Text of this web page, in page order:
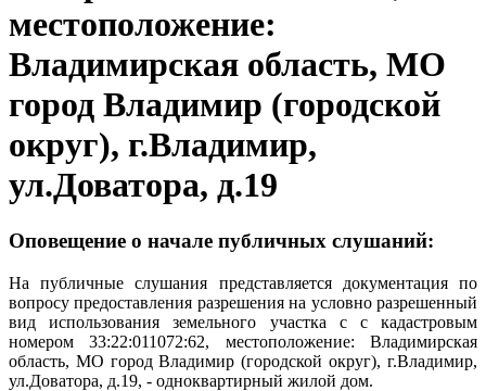
местоположение:
Владимирская область, МО
город Владимир (городской
округ), г.Владимир,
ул.Доватора, д.19
Оповещение о начале публичных слушаний:
На публичные слушания представляется документация по
вопросу предоставления разрешения на условно разрешенный
вид использования земельного участка с с кадастровым
номером 33:22:011072:62, местоположение: Владимирская
область, МО город Владимир (городской округ), г.Владимир,
ул.Доватора, д.19, - одноквартирный жилой дом.